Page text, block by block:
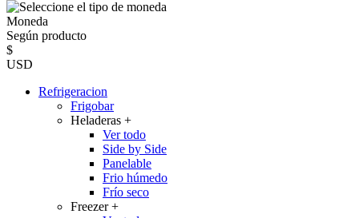
Moneda
Según producto
$
USD
Refrigeracion
Frigobar
Heladeras +
Ver todo
Side by Side
Panelable
Frio húmedo
Frío seco
Freezer+